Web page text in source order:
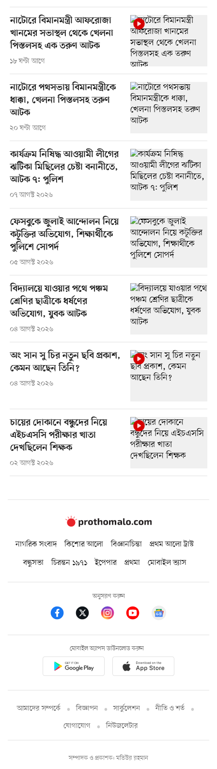
নাটোরে বিমানমন্ত্রী আফরোজা
খানমের সভাস্থল থেকে খেলনা
পিস্তলসহ এক তরুণ আটক
১৮ ঘণ্টা আগে
নাটোরে পথসভায় বিমানমন্ত্রীকে
ধাক্কা, খেলনা পিস্তলসহ তরুণ
আটক
২০ ঘণ্টা আগে
কার্যক্রম নিষিদ্ধ আওয়ামী লীগের
ঝটিকা মিছিলের চেষ্টা বনানীতে,
আটক ৭: পুলিশ
০৭ আগস্ট ২০২৬
ফেসবুকে জুলাই আন্দোলন নিয়ে
কটূক্তির অভিযোগ, শিক্ষার্থীকে
পুলিশে সোপর্দ
০৫ আগস্ট ২০২৬
বিদ্যালয়ে যাওয়ার পথে পঞ্চম
শ্রেণির ছাত্রীকে ধর্ষণের
অভিযোগ, যুবক আটক
০৪ আগস্ট ২০২৬
অং সান সু চির নতুন ছবি প্রকাশ,
কেমন আছেন তিনি?
০৪ আগস্ট ২০২৬
চায়ের দোকানে বন্ধুদের নিয়ে
এইচএসসি পরীক্ষার খাতা
দেখছিলেন শিক্ষক
০২ আগস্ট ২০২৬
নাগরিক সংবাদ কিশোর আলো বিজ্ঞানচিন্তা
প্রথম আলো ট্রাস্ট
বন্ধুসভা
চিরন্তন ১৯৭১ ইপেপার প্রথমা মোবাইল ভ্যাস
অনুসরণ করুন
মোবাইল অ্যাপস ডাউনলোড করুন
আমাদের সম্পর্কে বিজ্ঞাপন সার্কুলেশন
নীতি ও শর্ত
যোগাযোগ
নিউজলেটার
সম্পাদক ও প্রকাশক: মতিউর রহমান